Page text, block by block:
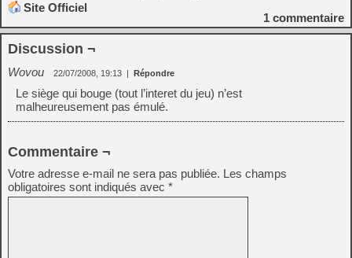
Site Officiel
1 commentaire
Discussion ¬
Wovou 22/07/2008, 19:13 | Répondre
Le siège qui bouge (tout l’interet du jeu) n’est
malheureusement pas émulé.
Commentaire ¬
Votre adresse e-mail ne sera pas publiée. Les champs
obligatoires sont indiqués avec *